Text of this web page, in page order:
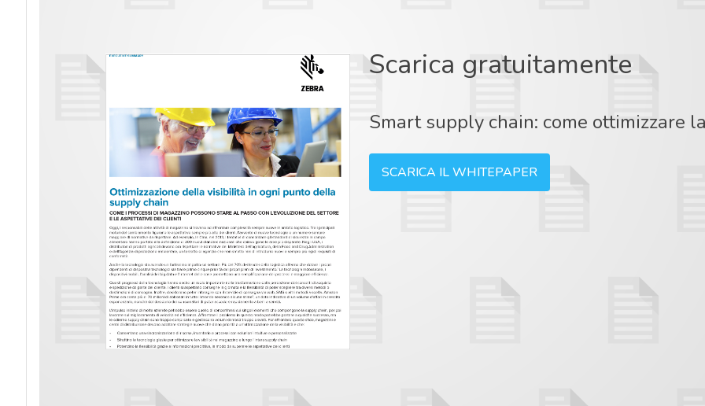
Scarica gratuitamente
Smart supply chain: come ottimizzare
SCARICA IL WHITEPAPER